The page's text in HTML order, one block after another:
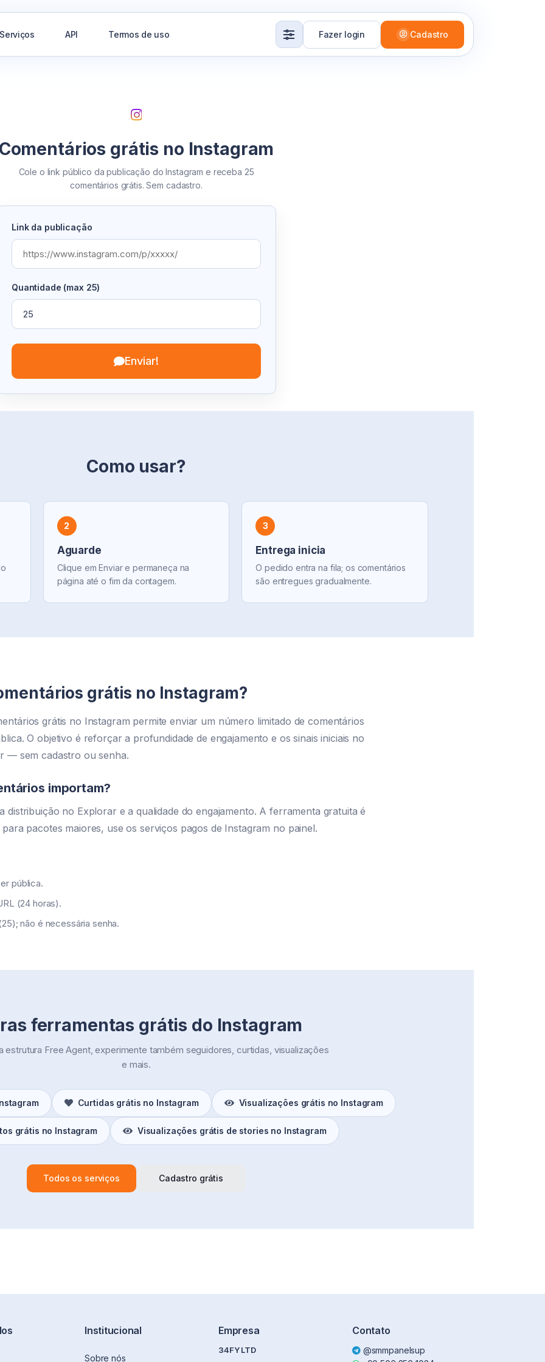
Serviços API Termos de uso Fazer login Cadastro
grátis no Instagram
Cole o link público da publicação do Instagram e receba 25
comentários grátis. Sem cadastro.
Link da publicação
Quantidade (max 25)
Enviar!
Como usar?
2
Aguarde
Clique em Enviar e permaneça na
página até o fim da contagem.
3
Entrega inicia
O pedido entra na fila; os comentários
são entregues gradualmente.
grátis no Instagram?
grátis no Instagram permite enviar um número limitado de comentários
O objetivo é reforçar a profundidade de engajamento e os sinais iniciais no
— sem cadastro ou senha.
importam?
distribuição no Explorar e a qualidade do engajamento. A ferramenta gratuita é
pacotes maiores, use os serviços pagos de Instagram no painel.
pública.
(24 horas).
não é necessária senha.
ferramentas grátis do Instagram
estrutura Free Agent, experimente também seguidores, curtidas, visualizações
e mais.
Curtidas grátis no Instagram Visualizações grátis no Instagram
grátis no Instagram Visualizações grátis de stories no Instagram
Todos os serviços Cadastro grátis
Institucional
Sobre nós
Empresa
34FY LTD
Contato
@smmpanelsup